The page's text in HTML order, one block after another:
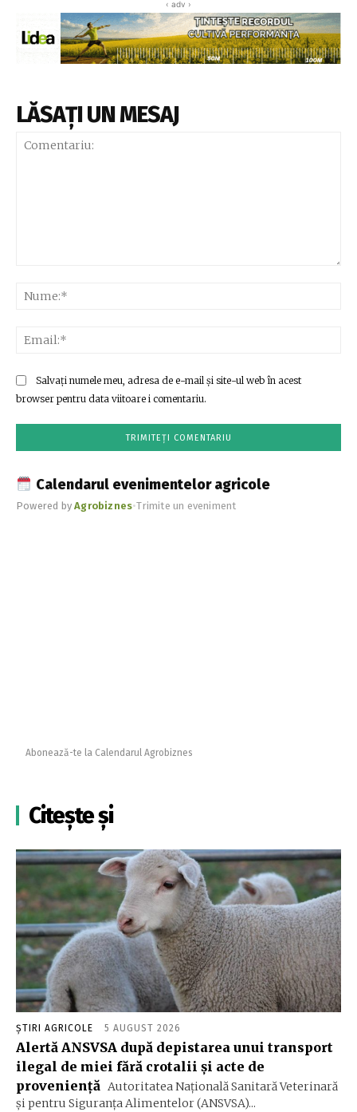
‹ adv ›
LĂSAȚI UN MESAJ
Salvați numele meu, adresa de e-mail și site-ul web în acest
browser pentru data viitoare i comentariu.
Calendarul evenimentelor agricole
Powered byAgrobiznes•Trimite un eveniment
Abonează-te la Calendarul Agrobiznes
Citește și
ȘTIRI AGRICOLE 5 AUGUST 2026
Alertă ANSVSA după depistarea unui transport
ilegal de miei fără crotalii și acte de
proveniență Autoritatea Naţională Sanitară Veterinară
şi pentru Siguranţa Alimentelor (ANSVSA)...